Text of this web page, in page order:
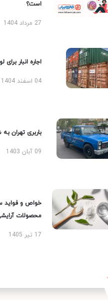
است؟
27 مرداد 1404
اجاره انبار برای
04 اسفند 1404
باربری تهران به
09 آبان 1403
خواص و فواید
محصولات
17 تیر 1405